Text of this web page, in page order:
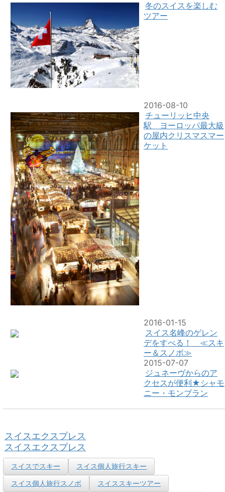
冬のスイスを楽しむ
ツアー
2016-08-10
チューリッヒ中央
駅 ヨーロッパ最大級
の屋内クリスマスマー
ケット
2016-01-15
スイス名峰のゲレン
デをすべる！ ≪スキ
ー＆スノボ≫
2015-07-07
ジュネーヴからのア
クセスが便利★シャモ
ニー・モンブラン
スイスエクスプレス
スイスエクスプレス
スイスでスキー
スイス個人旅行スキー
スイス個人旅行スノボ
スイススキーツアー